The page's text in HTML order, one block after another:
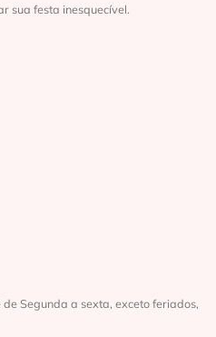
sua festa inesquecível.
Segunda a sexta, exceto feriados,